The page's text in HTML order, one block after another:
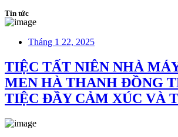
Tin tức
Tháng 1 22, 2025
TIỆC TẤT NIÊN NHÀ
MEN HÀ THANH ĐỒNG
TIỆC ĐẦY CẢM XÚC VÀ